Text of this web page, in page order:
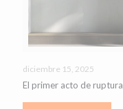
diciembre 15, 2025
El primer acto de ruptura